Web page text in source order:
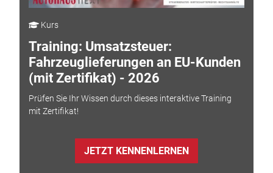
Kurs
Training: Umsatzsteuer:
Fahrzeuglieferungen an EU-Kunden
(mit Zertifikat) - 2026
Prüfen Sie Ihr Wissen durch dieses interaktive Training
mit Zertifikat!
JETZT KENNENLERNEN